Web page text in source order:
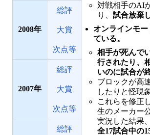
2008
総評
大賞
次点等
2007
総評
大賞
次点等
総評
対戦相手のAI
り、 試合放棄
オンラインモ
ている。
相手が死んで
行されたり、
いのに試合が
ブロックが高
したりと怪現
これらを修正
生のメーカー
実況した結果、
全17試合中の